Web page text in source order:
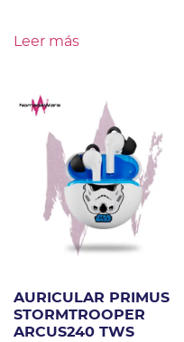
Leer más
AURICULAR PRIMUS
STORMTROOPER
ARCUS240 TWS